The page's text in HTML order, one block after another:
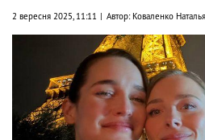
2 вересня 2025, 11:11 Автор: Коваленко Наталья